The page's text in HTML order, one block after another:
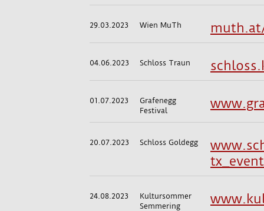
29.03.2023 Wien MuTh
04.06.2023 Schloss Traun
01.07.2023
Grafenegg
Festival
20.07.2023 Schloss Goldegg
24.08.2023
Kultursommer
Semmering